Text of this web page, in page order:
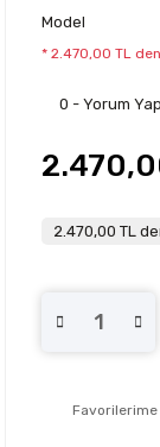
Model
* 2.470,00 TL
0 - Yorum
2.470,00 TL